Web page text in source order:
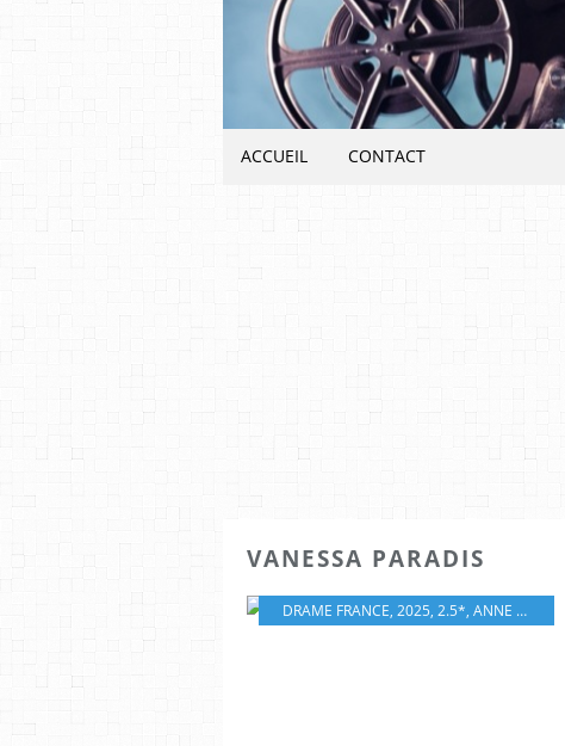
ACCUEIL CONTACT
VANESSA PARADIS
DRAME FRANCE, 2025, 2.5*, ANNE LE NY